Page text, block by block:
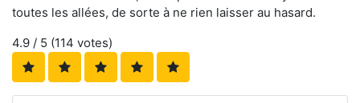
toutes les allées, de sorte à ne rien laisser au hasard.
4.9 / 5 (114 votes)